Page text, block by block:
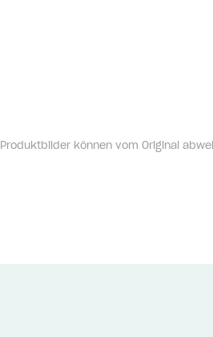
Produktbilder können vom Original